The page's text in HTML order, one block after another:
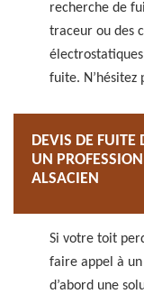
recherche de
traceur ou des
fuite. N’hésitez
DEVIS DE FUITE
UN
ALSACIEN
Si votre toit
faire appel à
d’abord une